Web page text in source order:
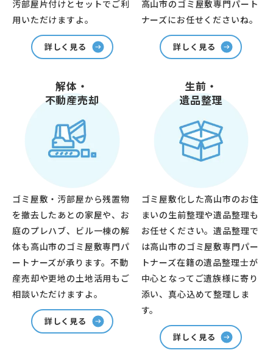
汚部屋片付けとセットでご利
用いただけますよ。
詳しく見る
高山市のゴミ屋敷専門パート
ナーズにお任せくださいね。
詳しく見る
解体・
不動産売却
ゴミ屋敷・汚部屋から残置物
を撤去したあとの家屋や、お
庭のプレハブ、ビル一棟の解
体も高山市のゴミ屋敷専門パ
ートナーズが承ります。不動
産売却や更地の土地活用もご
相談いただけますよ。
詳しく見る
生前・
遺品整理
ゴミ屋敷化した高山市のお住
まいの生前整理や遺品整理も
お任せください。遺品整理で
は高山市のゴミ屋敷専門パー
トナーズ在籍の遺品整理士が
中心となってご遺族様に寄り
添い、真心込めて整理しま
す。
詳しく見る